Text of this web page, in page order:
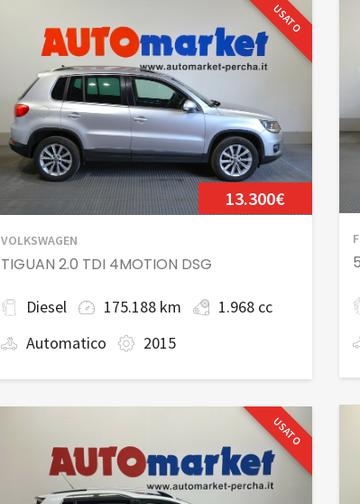
USATO
13.300€
VOLKSWAGEN
TIGUAN 2.0 TDI 4MOTION DSG
Diesel 175.188 km
1.968 cc
Automatico
2015
USATO